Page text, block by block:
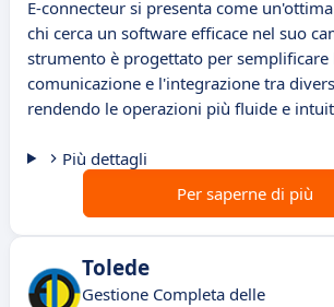
E-connecteur si presenta come
chi cerca un software efficace nel suo
strumento è progettato per semplificare
comunicazione e l'integrazione tra
rendendo le operazioni più fluide e
Più dettagli
Per saperne di più
Tolede
Gestione Completa delle